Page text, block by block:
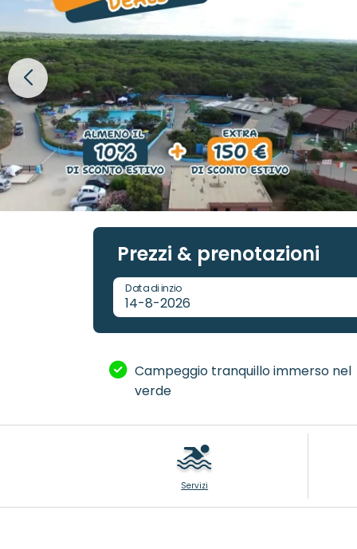
Prezzi & prenotazioni
Data di inzio
14-8-2026
Campeggio tranquillo immerso nel
verde
Servizi